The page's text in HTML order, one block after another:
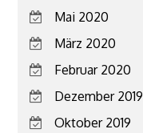
Mai 2020
März 2020
Februar 2020
Dezember 2019
Oktober 2019